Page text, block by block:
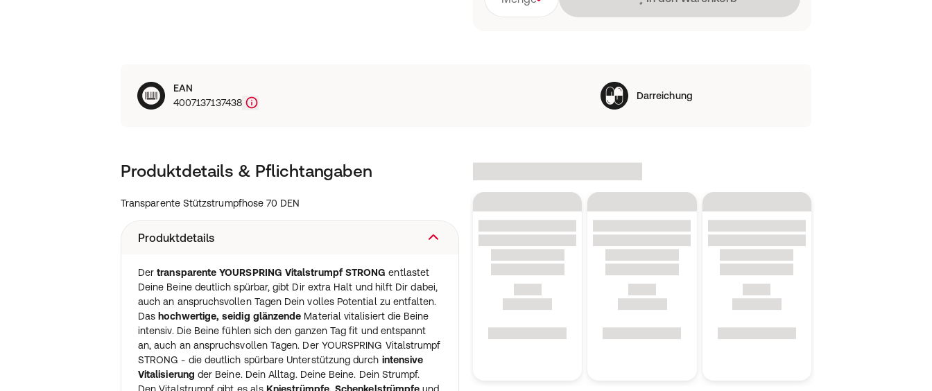
EAN
4007137137438
Darreichung
Produktdetails & Pflichtangaben
Transparente Stützstrumpfhose 70 DEN
Produktdetails
Dertransparente YOURSPRING Vitalstrumpf STRONG entlastet
Deine Beine deutlich spürbar, gibt Dir extra Halt und hilft Dir dabei,
auch an anspruchsvollen Tagen Dein volles Potential zu entfalten.
Das hochwertige, seidig glänzende Material vitalisiert die Beine
intensiv. Die Beine fühlen sich den ganzen Tag fit und entspannt
an, auch an anspruchsvollen Tagen. Der YOURSPRING Vitalstrumpf
STRONG - die deutlich spürbare Unterstützung durch intensive
Vitalisierung der Beine. Dein Alltag. Deine Beine. Dein Strumpf.